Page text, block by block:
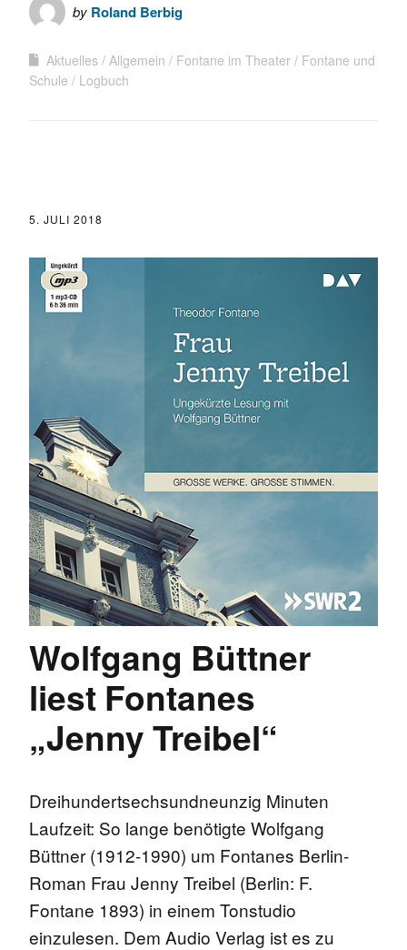
by Roland Berbig
Aktuelles Allgemein Fontane im Theater
Fontane und
Schule
Logbuch
5. JULI 2018
Wolfgang Büttner
liest Fontanes
„Jenny Treibel“
Dreihundertsechsundneunzig Minuten
Laufzeit: So lange benötigte Wolfgang
Büttner (1912-1990) um Fontanes Berlin-
Roman Frau Jenny Treibel (Berlin: F.
Fontane 1893) in einem Tonstudio
einzulesen. Dem Audio Verlag ist es zu